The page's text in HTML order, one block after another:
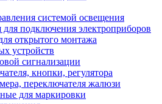
системой освещения
подключения электроприборов
открытого монтажа
устройств
сигнализации
кнопки, регулятора
переключателя жалюзи
для маркировки